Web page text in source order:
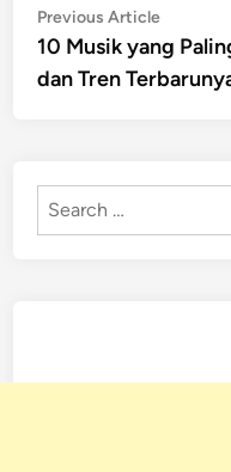
Post
navigation
Previous ArticlePrevious
article:
10 Musik yang
dan Tren
Search